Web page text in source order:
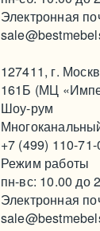
Электронная
127411, г.
161Б (МЦ
Шоу-рум
+7 (499) 110-71-
Режим работы
пн-вс: 10.00 до
Электронная